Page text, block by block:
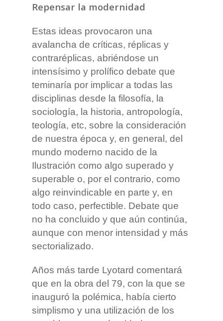
Repensar la modernidad
Estas ideas provocaron una
avalancha de críticas, réplicas y
contraréplicas, abriéndose un
intensísimo y prolífico debate que
teminaría por implicar a todas las
disciplinas desde la filosofía, la
sociología, la historia, antropología,
teología, etc, sobre la consideración
de nuestra época y, en general, del
mundo moderno nacido de la
Ilustración como algo superado y
superable o, por el contrario, como
algo reinvindicable en parte y, en
todo caso, perfectible. Debate que
no ha concluido y que aún continúa,
aunque con menor intensidad y más
sectorializado.
Años más tarde Lyotard comentará
que en la obra del 79, con la que se
inauguró la polémica, había cierto
simplismo y una utilización de los